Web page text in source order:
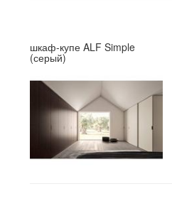
шкаф-купе ALF Simple
(серый)